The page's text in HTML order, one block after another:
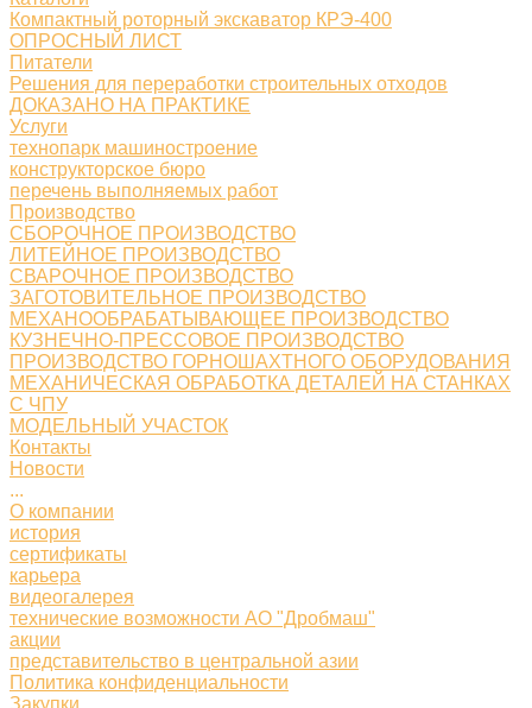
Компактный роторный экскаватор КРЭ-400
ОПРОСНЫЙ ЛИСТ
Питатели
Решения для переработки строительных отходов
ДОКАЗАНО НА ПРАКТИКЕ
Услуги
технопарк машиностроение
конструкторское бюро
перечень выполняемых работ
Производство
СБОРОЧНОЕ ПРОИЗВОДСТВО
ЛИТЕЙНОЕ ПРОИЗВОДСТВО
СВАРОЧНОЕ ПРОИЗВОДСТВО
ЗАГОТОВИТЕЛЬНОЕ ПРОИЗВОДСТВО
МЕХАНООБРАБАТЫВАЮЩЕЕ ПРОИЗВОДСТВО
КУЗНЕЧНО-ПРЕССОВОЕ ПРОИЗВОДСТВО
ПРОИЗВОДСТВО ГОРНОШАХТНОГО ОБОРУДОВАНИЯ
МЕХАНИЧЕСКАЯ ОБРАБОТКА ДЕТАЛЕЙ НА СТАНКАХ
С ЧПУ
МОДЕЛЬНЫЙ УЧАСТОК
Контакты
Новости
...
О компании
история
сертификаты
карьера
видеогалерея
технические возможности АО "Дробмаш"
акции
представительство в центральной азии
Политика конфиденциальности
Закупки